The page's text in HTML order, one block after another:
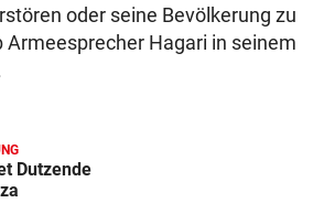
oder seine Bevölkerung zu
Armeesprecher Hagari in seinem
Dutzende